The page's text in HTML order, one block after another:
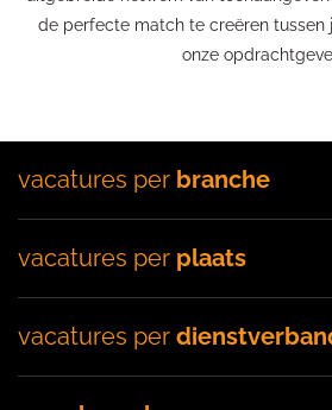
de perfecte match te creëren tussen
onze
vacatures per branche
vacatures per plaats
vacatures per